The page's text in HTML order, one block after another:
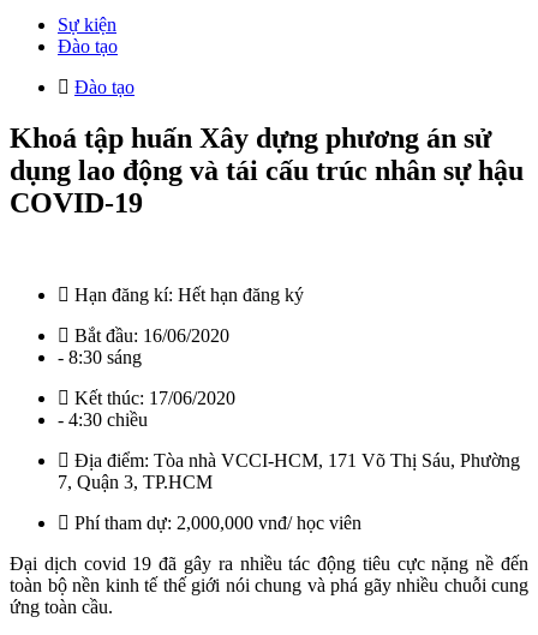
Sự kiện
Đào tạo
Đào tạo
Khoá tập huấn Xây dựng phương án sử
dụng lao động và tái cấu trúc nhân sự hậu
COVID-19
Hạn đăng kí: Hết hạn đăng ký
Bắt đầu: 16/06/2020
- 8:30 sáng
Kết thúc: 17/06/2020
- 4:30 chiều
Địa điểm: Tòa nhà VCCI-HCM, 171 Võ Thị Sáu, Phường
7, Quận 3, TP.HCM
Phí tham dự: 2,000,000 vnđ/ học viên
Đại dịch covid 19 đã gây ra nhiều tác động tiêu cực nặng nề đến
toàn bộ nền kinh tế thế giới nói chung và phá gãy nhiều chuỗi cung
ứng toàn cầu.